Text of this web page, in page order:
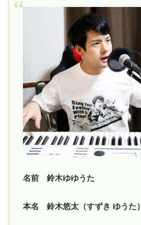
名前 鈴木ゆゆうた
本名 鈴木悠太（すずき ゆうた）